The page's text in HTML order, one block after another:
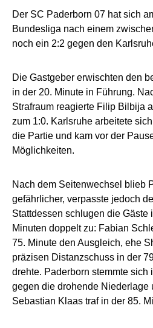
Der SC Paderborn 07 hat sich
Bundesliga nach einem
noch ein 2:2 gegen den
Die Gastgeber erwischten den
in der 20. Minute in Führung.
Strafraum reagierte Filip Bilbija
zum 1:0. Karlsruhe arbeitete
die Partie und kam vor der
Möglichkeiten.
Nach dem Seitenwechsel blieb
gefährlicher, verpasste jedoch
Stattdessen schlugen die Gäste
Minuten doppelt zu: Fabian
75. Minute den Ausgleich, ehe
präzisen Distanzschuss in der
drehte. Paderborn stemmte sich
gegen die drohende Niederlage
Sebastian Klaas traf in der 85.